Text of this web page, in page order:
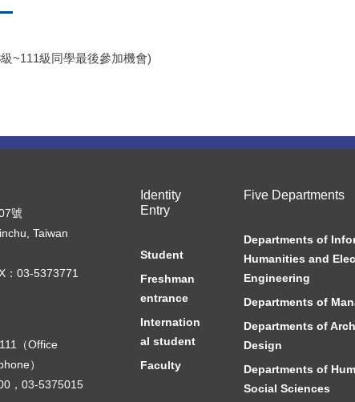
~111級同學最後參加機會)
號
Taiwan
03-5373771
（Office
）
，03-5375015
Identity
Entry
Student
Freshman
entrance
Internation
al student
Faculty
Five Departments
Departments of
Humanities and
Engineering
Departments of
Departments of
Design
Departments of
Social Sciences